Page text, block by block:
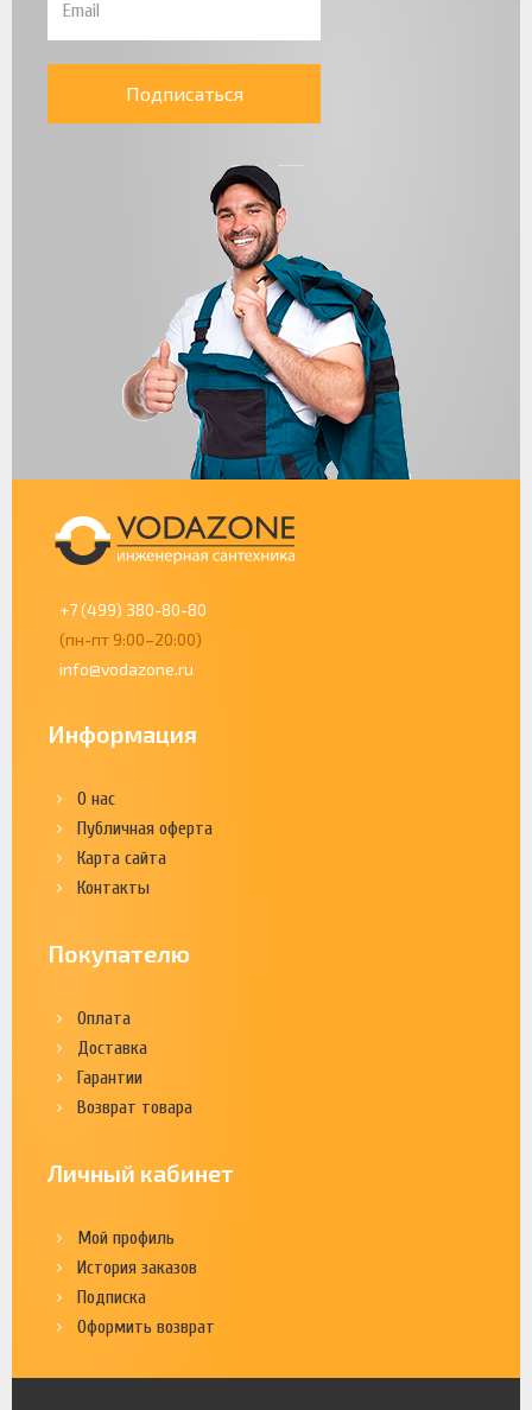
Подписаться
+7 (499) 380-80-80
(пн-пт 9:00–20:00)
info@vodazone.ru
Информация
О нас
Публичная оферта
Карта сайта
Контакты
Покупателю
Оплата
Доставка
Гарантии
Возврат товара
Личный кабинет
Мой профиль
История заказов
Подписка
Оформить возврат